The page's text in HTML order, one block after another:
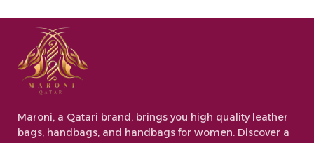
Maroni, a Qatari brand, brings you high quality leather
bags, handbags, and handbags for women. Discover a